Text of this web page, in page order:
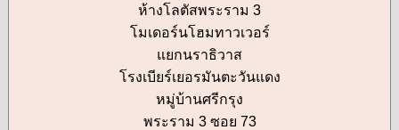
ห้างโลตัสพระราม 3
โมเดอร์นโฮมทาวเวอร์
แยกนราธิวาส
โรงเบียร์เยอรมันตะวันแดง
หมู่บ้านศรีกรุง
พระราม 3 ซอย 73